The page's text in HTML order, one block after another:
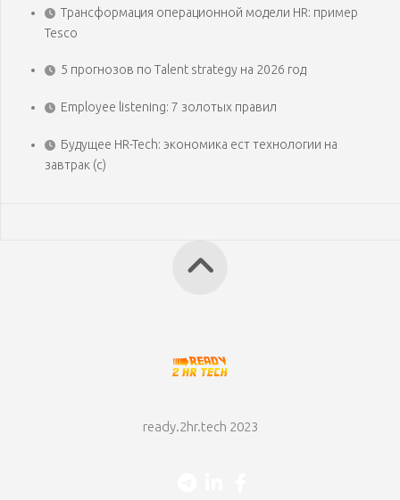
Трансформация операционной модели HR: пример
Tesco
5 прогнозов по Talent strategy на 2026 год
Employee listening: 7 золотых правил
Будущее HR-Tech: экономика ест технологии на
завтрак (с)
ready.2hr.tech 2023